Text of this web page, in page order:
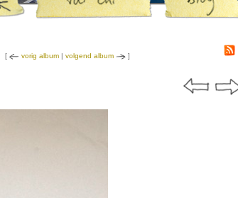
[ vorig album | volgend album ]